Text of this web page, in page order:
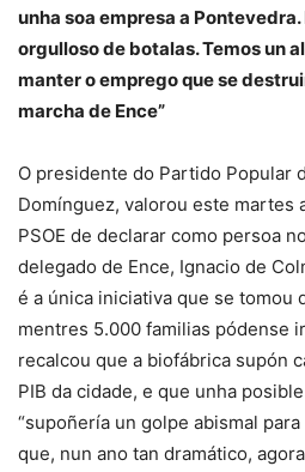
unha soa empresa a
orgulloso de botalas. Temos un
manter o emprego que se
marcha de Ence”
O presidente do Partido Popular
Domínguez, valorou este martes
PSOE de declarar como persoa
delegado de Ence, Ignacio de
é a única iniciativa que se tomou
mentres 5.000 familias pódense
recalcou que a biofábrica supón
PIB da cidade, e que unha
“supoñería un golpe abismal
que, nun ano tan dramático,